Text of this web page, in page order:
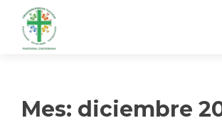
Mes: diciembre